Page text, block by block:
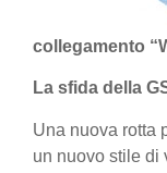
collegamento
La sfida della
Una nuova rotta
un nuovo stile di